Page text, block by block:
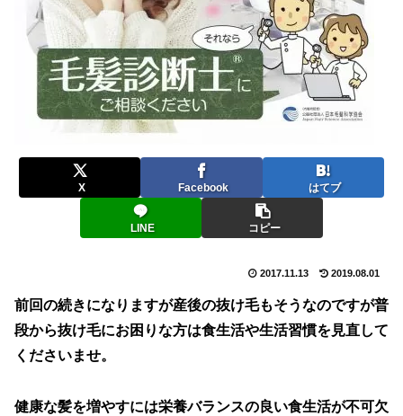
X Facebook はてブ
LINE コピー
2017.11.13 2019.08.01
前回の続きになりますが産後の抜け毛もそうなのですが普
段から抜け毛にお困りな方は食生活や生活習慣を見直して
くださいませ。
健康な髪を増やすには栄養バランスの良い食生活が不可欠